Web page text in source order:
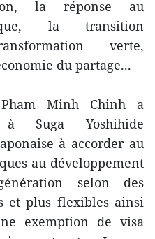
la réponse au
la transition
verte,
du partage...
Minh Chinh a
à Suga Yoshihide
à accorder au
au développement
selon des
et plus flexibles ainsi
exemption de visa